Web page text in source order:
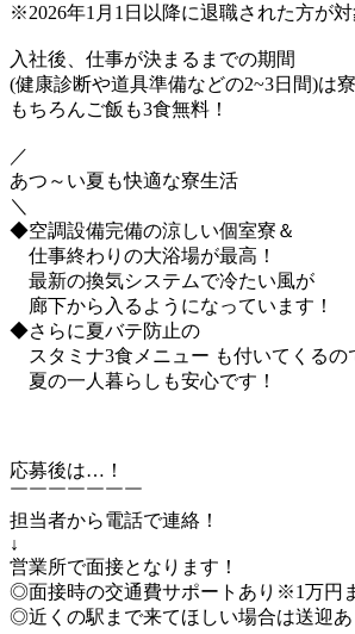
※2026年1月1日以降に退職された方が対
入社後、仕事が決まるまでの期間
(健康診断や道具準備などの2~3日間)は寮
もちろんご飯も3食無料！
／
あつ～い夏も快適な寮生活
＼
◆空調設備完備の涼しい個室寮＆
仕事終わりの大浴場が最高！
最新の換気システムで冷たい風が
廊下から入るようになっています！
◆さらに夏バテ防止の
スタミナ3食メニュー も付いてくるの
夏の一人暮らしも安心です！
応募後は…！
￣￣￣￣￣￣￣
担当者から電話で連絡！
↓
営業所で面接となります！
◎面接時の交通費サポートあり※1万円
◎近くの駅まで来てほしい場合は送迎あ